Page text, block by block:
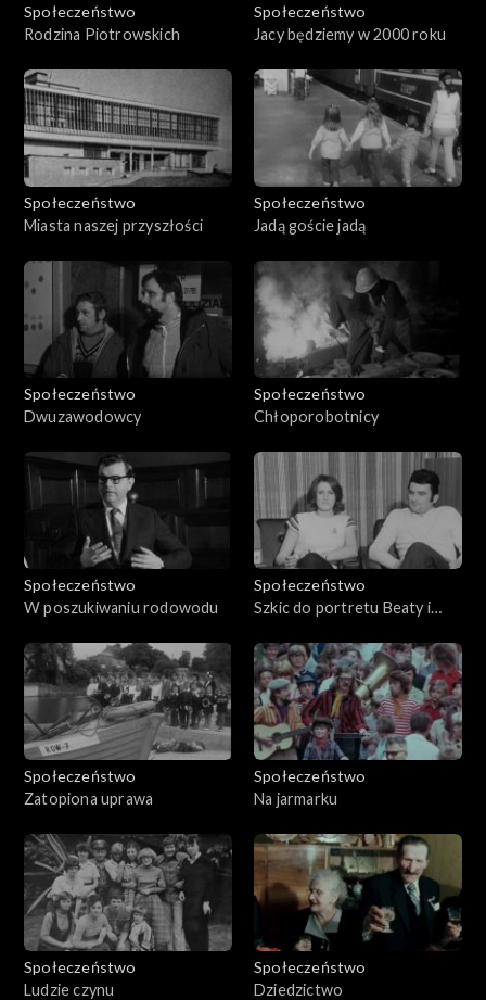
Społeczeństwo
Rodzina Piotrowskich
Społeczeństwo
Jacy będziemy w 2000 roku
Społeczeństwo
Miasta naszej przyszłości
Społeczeństwo
Jadą goście jadą
Społeczeństwo
Dwuzawodowcy
Społeczeństwo
Chłoporobotnicy
Społeczeństwo
W poszukiwaniu rodowodu
Społeczeństwo
Szkic do portretu Beaty i
Społeczeństwo
Zatopiona uprawa
Społeczeństwo
Na jarmarku
Społeczeństwo
Ludzie czynu
Społeczeństwo
Dziedzictwo